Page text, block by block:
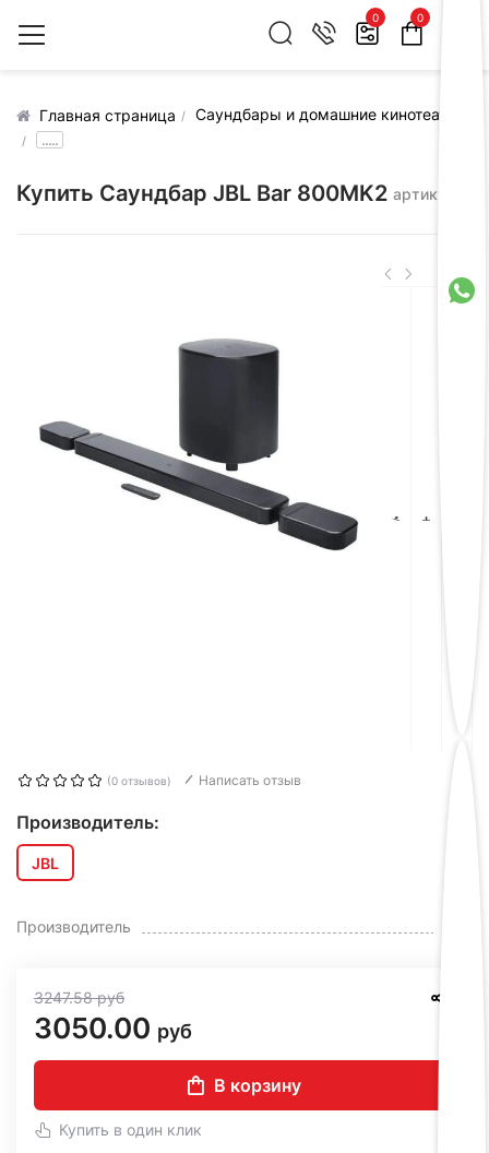
0 0
Главная страница
Саундбары и домашние кинотеатры
.....
Купить Саундбар JBL Bar 800MK2 артикул:
(0 отзывов) Написать отзыв
Производитель:
JBL
Производитель
3247.58руб
3050.00 руб
В корзину
Купить в один клик